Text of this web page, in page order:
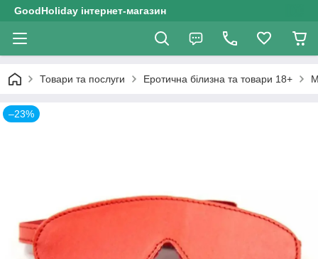
GoodHoliday інтернет-магазин
Товари та послуги Еротична білизна та товари 18+
–23%